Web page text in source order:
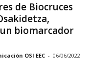
de Biocruces
biomarcador
OSI EEC - 06/06/2022